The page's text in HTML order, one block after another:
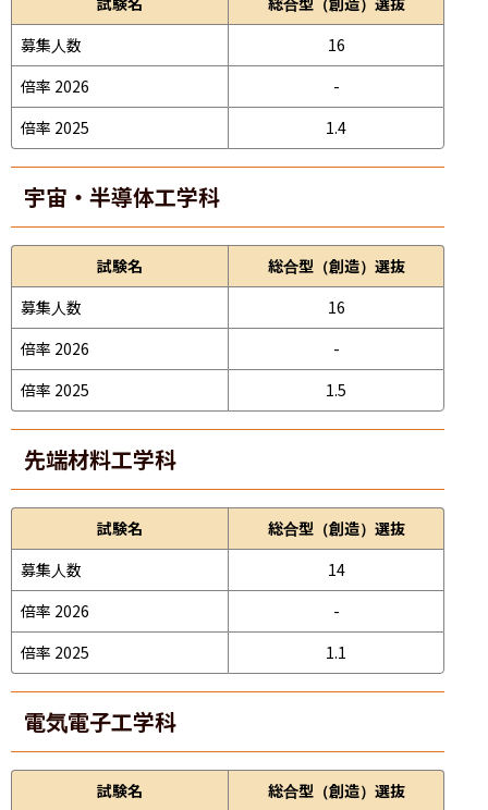
募集人数
16
倍率 2026
-
倍率 2025
1.4
宇宙・半導体工学科
試験名
総合型（創造）選抜
募集人数
16
倍率 2026
-
倍率 2025
1.5
先端材料工学科
試験名
総合型（創造）選抜
募集人数
14
倍率 2026
-
倍率 2025
1.1
電気電子工学科
試験名
総合型（創造）選抜